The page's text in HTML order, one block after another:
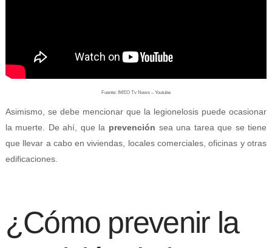
Fuente: IMEO Tv News – Youtube
Asimismo, se debe mencionar que la legionelosis puede ocasionar
la muerte. De ahí, que la prevención sea una tarea que se tiene
que llevar a cabo en viviendas, locales comerciales, oficinas y otras
edificaciones.
¿Cómo prevenir la